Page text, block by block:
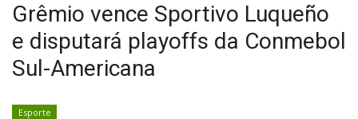
REGIÃO
SAÚDE
EDUCAÇÃO
SEGURANÇA
Grêmio vence Sportivo Luqueño
e disputará playoffs da Conmebol
Sul-Americana
Esporte